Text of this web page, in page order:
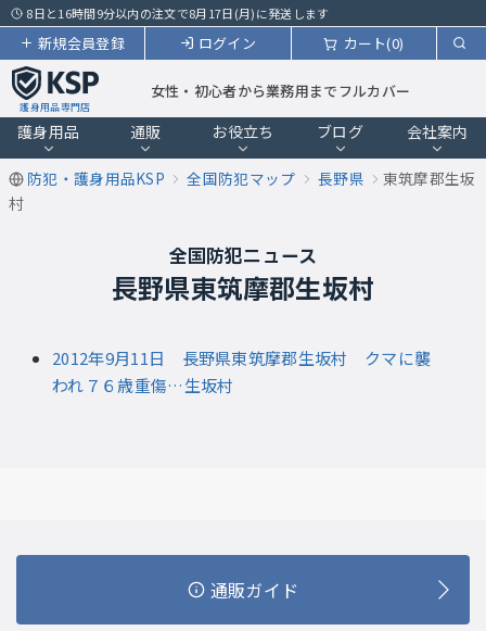
8日と16時間9分以内の注文で8月17日(月)に発送します
カート(0)
ログイン
新規会員登録
護身用品専門店
女性・初心者から業務用までフルカバー
護身用品 通販 お役立ち ブログ 会社案内
防犯・護身用品KSP 全国防犯マップ 長野県
東筑摩郡生坂
村
全国防犯ニュース
長野県東筑摩郡生坂村
2012年9月11日 長野県東筑摩郡生坂村 クマに襲
われ７６歳重傷…生坂村
通販ガイド